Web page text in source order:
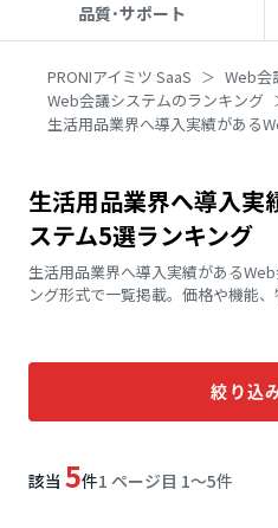
品質･サポート
PRONIアイミツ SaaS
Web会
Web会議システムのランキング
生活用品業界へ導入実績がある
生活用品業界へ導入実
ステム5選ランキング
生活用品業界へ導入実績がある
ング形式で一覧掲載。価格や機能
絞り込
該当 5件1 ページ目 1〜5件